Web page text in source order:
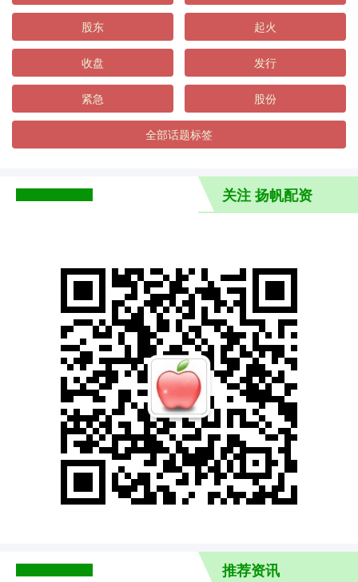
股东 起火
收盘 发行
紧急 股份
全部话题标签
关注 扬帆配资
推荐资讯